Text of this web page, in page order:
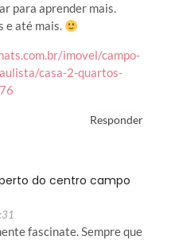
para aprender mais.
e até mais.
imovel/campo-
casa-2-quartos-
Responder
do centro campo
fascinate. Sempre que